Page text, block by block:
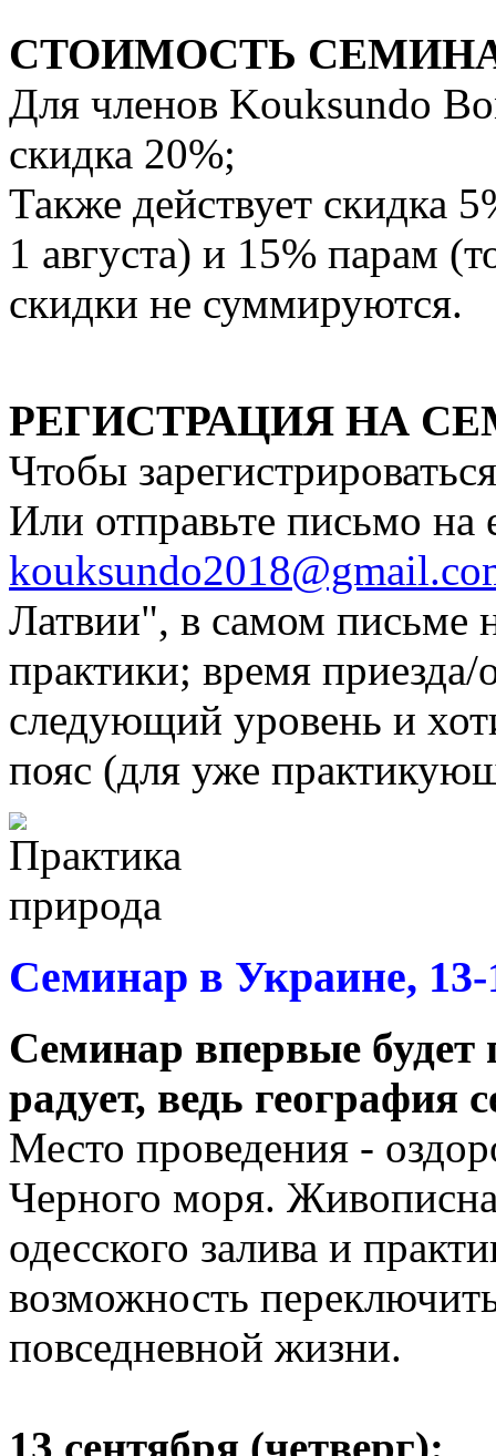
СТОИМОСТЬ
Для членов Kouksundo
скидка 20%;
Также действует скидка
1 августа) и 15% парам
скидки не суммируются.
РЕГИСТРАЦИЯ НА
Чтобы
Или отправьте письмо на
Латвии", в самом письме
практики; время приезда/
следующий уровень и
пояс (для уже
Семинар в Украине, 13-
Семинар впервые будет
радует, ведь
Место проведения -
Черного моря.
одесского залива и
возможность
повседневной жизни.